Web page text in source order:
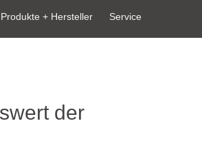
Produkte + Hersteller Service
der